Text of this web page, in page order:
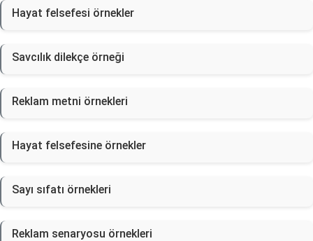
Hayat felsefesi örnekler
Savcılık dilekçe örneği
Reklam metni örnekleri
Hayat felsefesine örnekler
Sayı sıfatı örnekleri
Reklam senaryosu örnekleri